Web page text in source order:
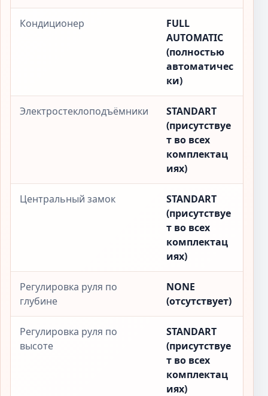
Кондиционер
FULL
AUTOMATIC
(полностью
автоматичес
ки)
Электростеклоподъёмники
STANDART
(присутствуе
т во всех
комплектац
иях)
Центральный замок
STANDART
(присутствуе
т во всех
комплектац
иях)
Регулировка руля по
глубине
NONE
(отсутствует)
Регулировка руля по
высоте
STANDART
(присутствуе
т во всех
комплектац
иях)